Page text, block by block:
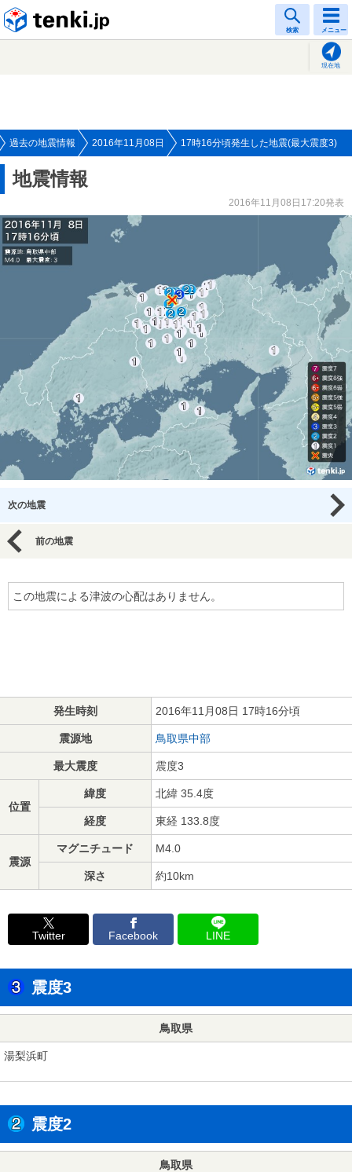
検索 メニュー
現在地
過去の地震情報 2016年11月08日 17時16分頃発生した地震(最大震度3)
地震情報
2016年11月08日17:20発表
次の地震
前の地震
この地震による津波の心配はありません。
発生時刻 2016年11月08日 17時16分頃
震源地 鳥取県中部
最大震度 震度3
位置
緯度 北緯 35.4度
経度 東経 133.8度
震源
マグニチュード M4.0
深さ 約10km
Twitter Facebook LINE
震度3
鳥取県
湯梨浜町
震度2
鳥取県